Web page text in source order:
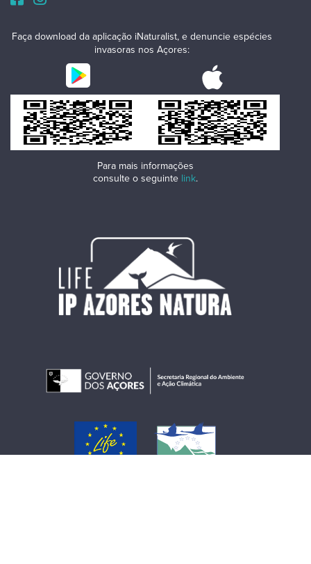
Faça download da aplicação iNaturalist, e denuncie espécies
invasoras nos Açores:
Para mais informações
consulte o seguinte link.